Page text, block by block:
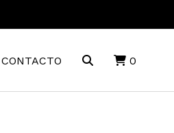
CONTACTO 0